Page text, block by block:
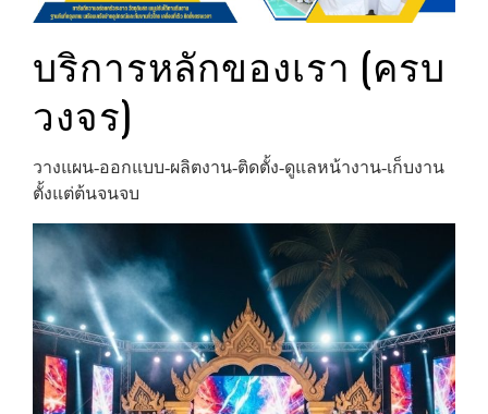
บริการหลักของเรา (ครบ
วงจร)
วางแผน‑ออกแบบ‑ผลิตงาน‑ติดตั้ง‑ดูแลหน้างาน‑เก็บงาน
ตั้งแต่ต้นจนจบ